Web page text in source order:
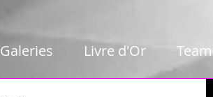
Galeries Livre d'Or Team